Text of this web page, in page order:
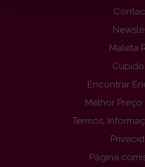
Maleta
Cupido
Encontrar
Melhor Preço
Termos,
Página